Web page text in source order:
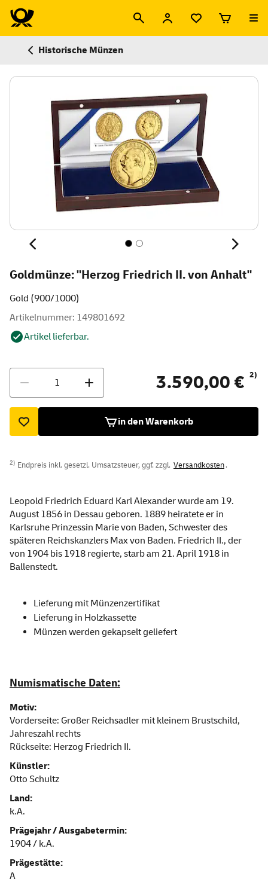
Historische Münzen
Goldmünze: "Herzog Friedrich II. von Anhalt"
Gold (900/1000)
Artikelnummer: 149801692
Artikel lieferbar.
3.590,00 € 2)
in den Warenkorb
2) Endpreis inkl. gesetzl. Umsatzsteuer, ggf. zzgl. Versandkosten.
Leopold Friedrich Eduard Karl Alexander wurde am 19.
August 1856 in Dessau geboren. 1889 heiratete er in
Karlsruhe Prinzessin Marie von Baden, Schwester des
späteren Reichskanzlers Max von Baden. Friedrich II., der
von 1904 bis 1918 regierte, starb am 21. April 1918 in
Ballenstedt.
Lieferung mit Münzenzertifikat
Lieferung in Holzkassette
Münzen werden gekapselt geliefert
Numismatische Daten:
Motiv:
Vorderseite: Großer Reichsadler mit kleinem Brustschild,
Jahreszahl rechts
Rückseite: Herzog Friedrich II.
Künstler:
Otto Schultz
Land:
k.A.
Prägejahr / Ausgabetermin:
1904 / k.A.
Prägestätte:
A